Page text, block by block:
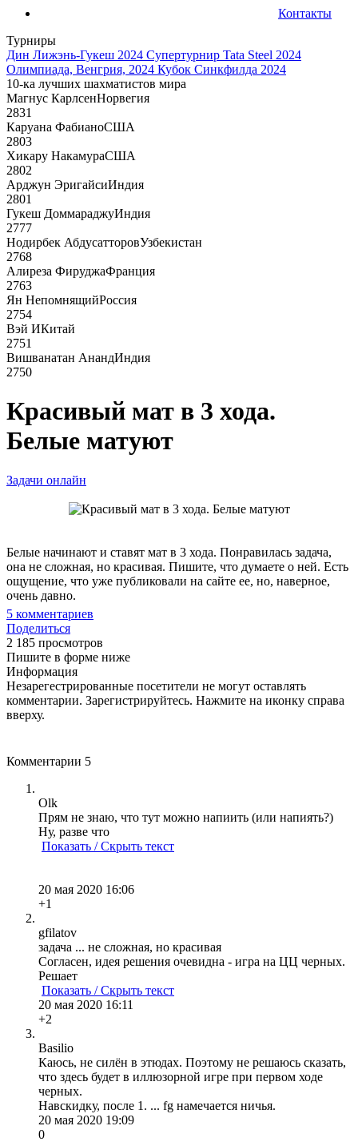
Контакты
Турниры
Дин Лижэнь-Гукеш 2024 Супертурнир Tata Steel 2024
Олимпиада, Венгрия, 2024 Кубок Синкфилда 2024
10-ка лучших шахматистов мира
Магнус КарлсенНорвегия
2831
Каруана ФабианоСША
2803
Хикару НакамураСША
2802
Арджун ЭригайсиИндия
2801
Гукеш ДоммараджуИндия
2777
Нодирбек АбдусатторовУзбекистан
2768
Алиреза ФируджаФранция
2763
Ян НепомнящийРоссия
2754
Вэй ИКитай
2751
Вишванатан АнандИндия
2750
Красивый мат в 3 хода.
Белые матуют
Задачи онлайн
Белые начинают и ставят мат в 3 хода. Понравилась задача,
она не сложная, но красивая. Пишите, что думаете о ней. Есть
ощущение, что уже публиковали на сайте ее, но, наверное,
очень давно.
5 комментариев
Поделиться
2 185 просмотров
Пишите в форме ниже
Информация
Незарегестрированные посетители не могут оставлять
комментарии. Зарегистрируйтесь. Нажмите на иконку справа
вверху.
Комментарии 5
Olk
Прям не знаю, что тут можно напиить (или напиять?)
Ну, разве что
Показать / Скрыть текст
20 мая 2020 16:06
+1
gfilatov
задача ... не сложная, но красивая
Согласен, идея решения очевидна - игра на ЦЦ черных.
Решает
Показать / Скрыть текст
20 мая 2020 16:11
+2
Basilio
Каюсь, не силён в этюдах. Поэтому не решаюсь сказать,
что здесь будет в иллюзорной игре при первом ходе
черных.
Навскидку, после 1. ... fg намечается ничья.
20 мая 2020 19:09
0